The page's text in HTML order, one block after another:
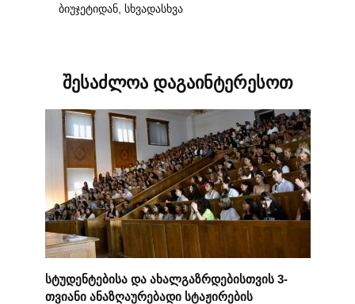
ბიუჯეტიდან, სხვადასხვა
შესაძლოა დაგაინტერესოთ
სტუდენტებისა და ახალგაზრდებისთვის 3-
თვიანი ანაზღაურებადი სტაჟირების